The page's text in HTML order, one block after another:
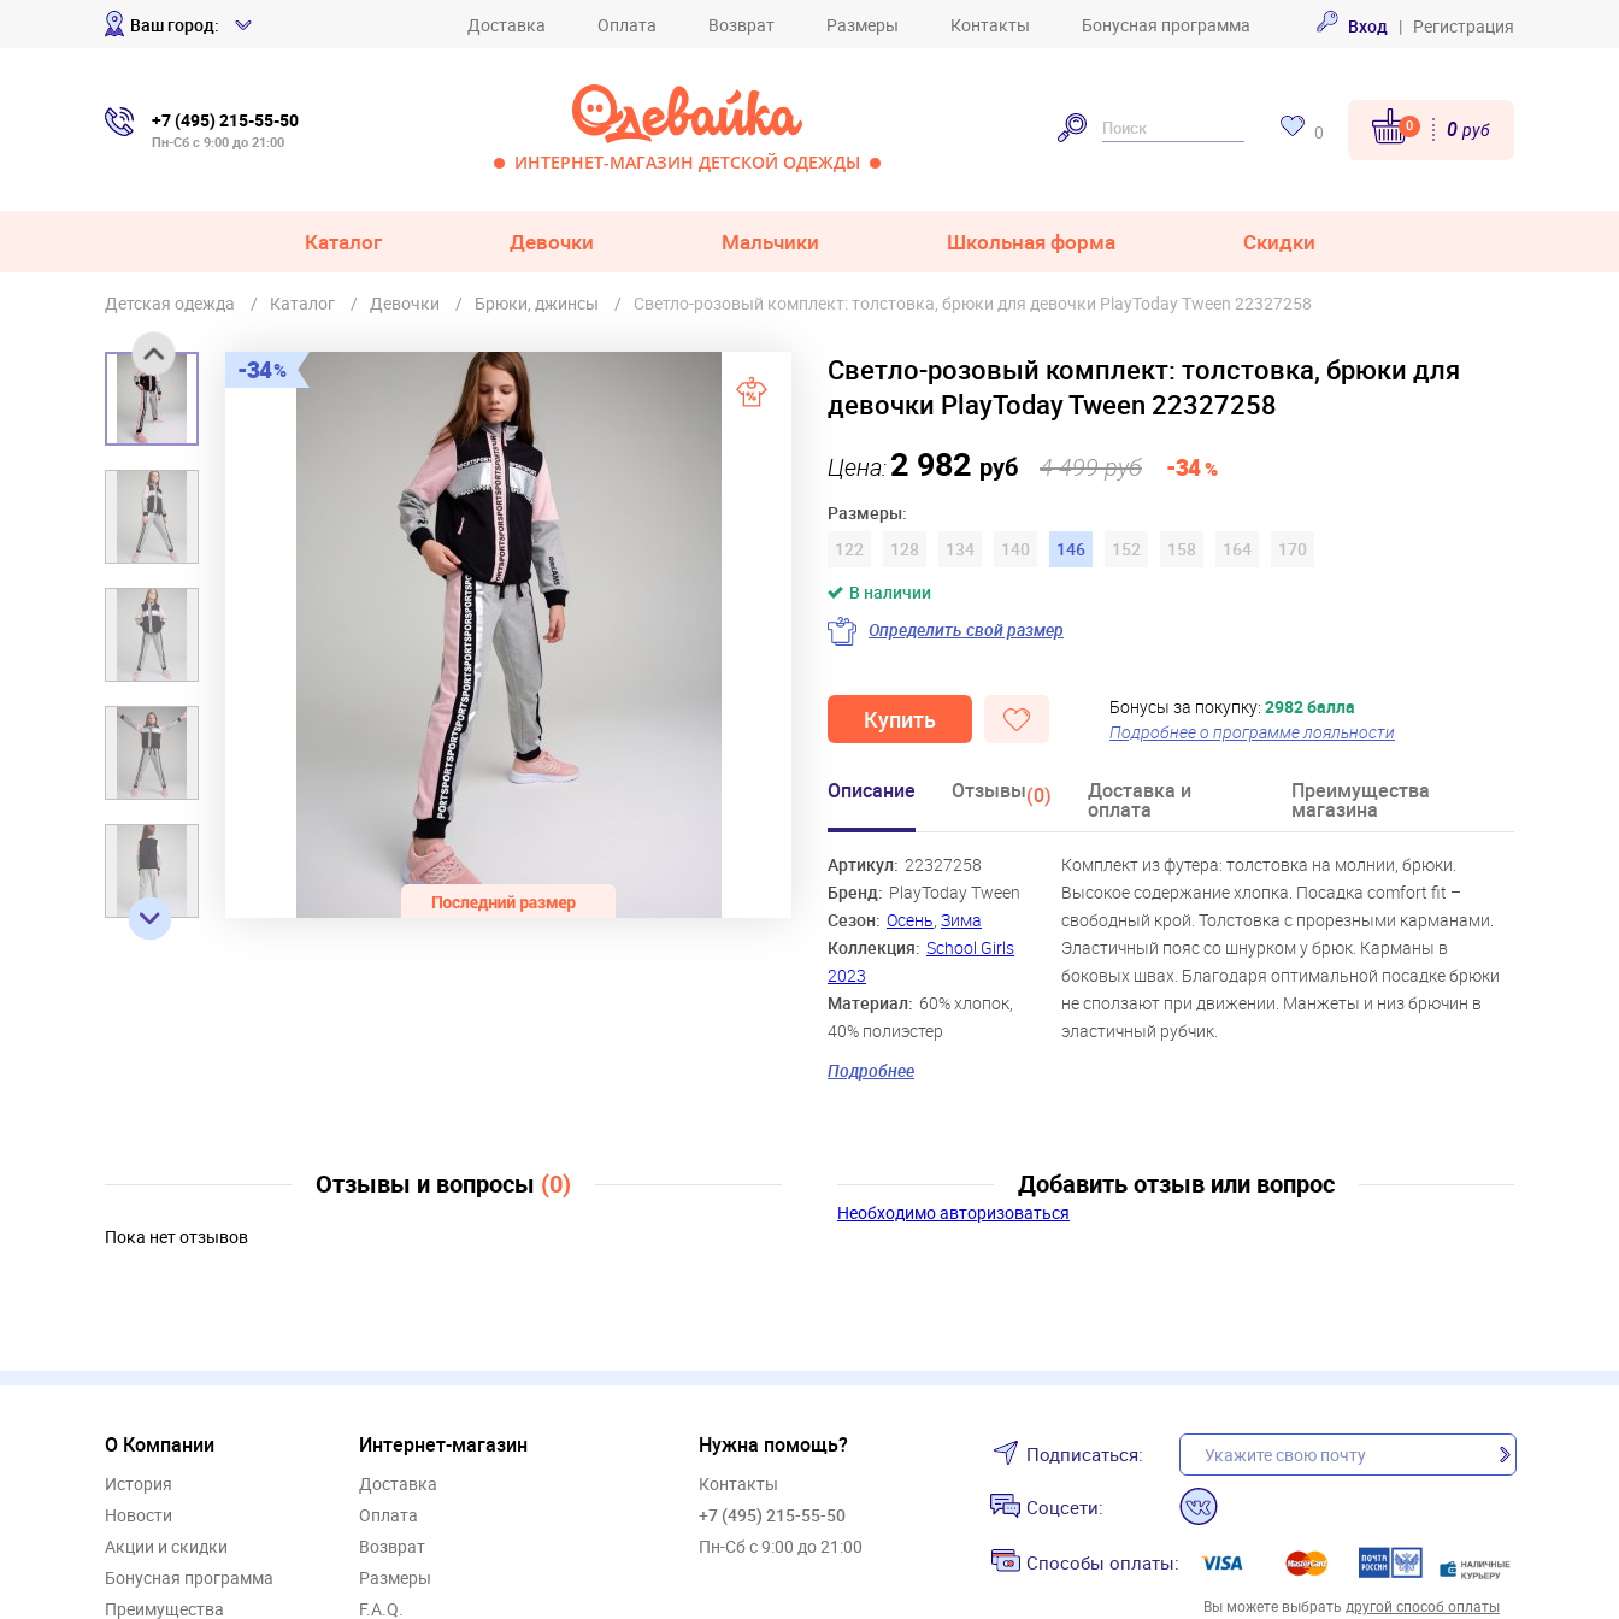
Ваш город: Доставка Оплата Возврат Размеры Контакты Бонусная программа Вход | Регистрация
+7 (495) 215-55-50
Пн-Сб с 9:00 до 21:00
ИНТЕРНЕТ-МАГАЗИН ДЕТСКОЙ ОДЕЖДЫ
0 0 0 руб
Каталог Девочки Мальчики Школьная форма Скидки
Детская одежда Каталог Девочки Брюки, джинсы Светло-розовый комплект: толстовка, брюки для девочки PlayToday Tween 22327258
34
Светло-розовый комплект: толстовка, брюки для
девочки PlayToday Tween 22327258
Цена:2 982 руб 4 499 руб -34%
Размеры:
122
128 134 140 146 152 158 164
170
В наличии
Определить свой размер
Бонусы за покупку: 2982 балла
Подробнее о программе лояльности
Купить
Описание Отзывы(0) Доставка и
оплата
Преимущества
магазина
Артикул: 22327258
Бренд: PlayToday Tween
Сезон: Осень, Зима
Коллекция: School Girls
2023
Материал: 60% хлопок,
40% полиэстер
серый, светло-
розовый, черный
Подробнее
Комплект из футера: толстовка на молнии, брюки.
Высокое содержание хлопка. Посадка comfort fit –
свободный крой. Толстовка с прорезными карманами.
Эластичный пояс со шнурком у брюк. Карманы в
боковых швах. Благодаря оптимальной посадке брюки
не сползают при движении. Манжеты и низ брючин в
эластичный рубчик.
Отзывы и вопросы (0)
Пока нет отзывов
Добавить отзыв или вопрос
Необходимо авторизоваться
О Компании
История
Новости
Акции и скидки
Бонусная программа
Преимущества
Интернет-магазин
Доставка
Оплата
Возврат
Размеры
F.A.Q.
Нужна помощь?
Контакты
+7 (495) 215-55-50
Пн-Сб с 9:00 до 21:00
Подписаться:
Соцсети:
Способы оплаты:
Вы можете выбрать другой способ оплаты